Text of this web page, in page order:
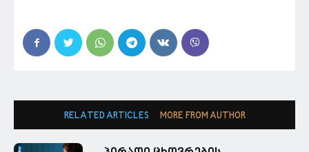
RELATED ARTICLES MORE FROM AUTHOR